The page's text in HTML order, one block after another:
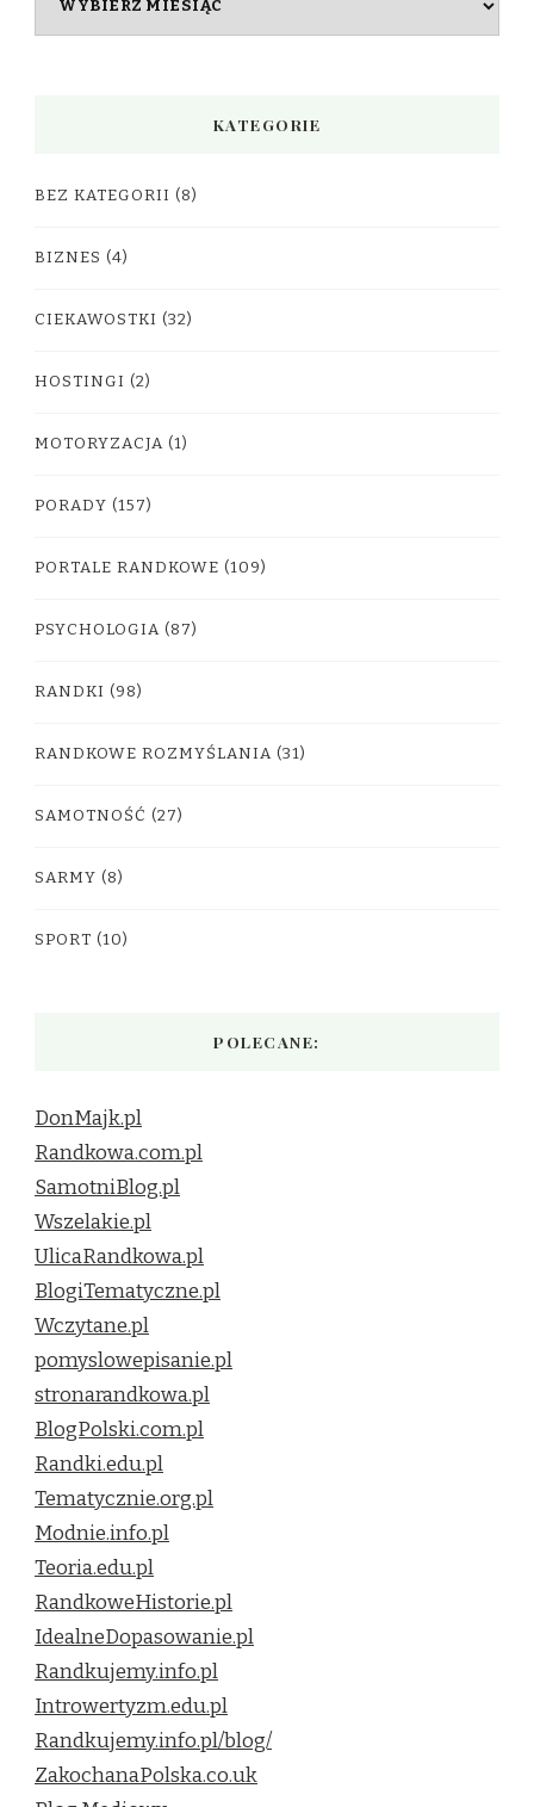
KATEGORIE
BEZ KATEGORII (8)
BIZNES (4)
CIEKAWOSTKI (32)
HOSTINGI (2)
MOTORYZACJA (1)
PORADY (157)
PORTALE RANDKOWE (109)
PSYCHOLOGIA (87)
RANDKI (98)
RANDKOWE ROZMYŚLANIA (31)
SAMOTNOŚĆ (27)
SARMY (8)
SPORT (10)
POLECANE:
DonMajk.pl
Randkowa.com.pl
SamotniBlog.pl
Wszelakie.pl
UlicaRandkowa.pl
BlogiTematyczne.pl
Wczytane.pl
pomyslowepisanie.pl
stronarandkowa.pl
BlogPolski.com.pl
Randki.edu.pl
Tematycznie.org.pl
Modnie.info.pl
Teoria.edu.pl
RandkoweHistorie.pl
IdealneDopasowanie.pl
Randkujemy.info.pl
Introwertyzm.edu.pl
Randkujemy.info.pl/blog/
ZakochanaPolska.co.uk